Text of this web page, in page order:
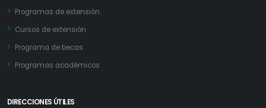
Programas de extensión
Cursos de extensión
Programa de becas
Programas académicos
DIRECCIONES ÚTILES